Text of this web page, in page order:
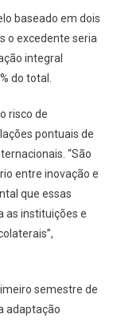
baseado em dois
o excedente seria
integral
do total.
risco de
pontuais de
“São
entre inovação e
que essas
as instituições e
semestre de
adaptação